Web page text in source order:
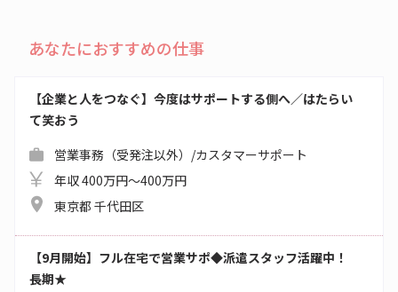
あなたにおすすめの仕事
【企業と人をつなぐ】今度はサポートする側へ／はたらい
て笑おう
営業事務（受発注以外）/カスタマーサポート
年収 400万円～400万円
東京都 千代田区
【9月開始】フル在宅で営業サポ◆派遣スタッフ活躍中！
長期★